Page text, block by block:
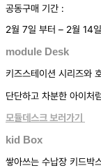
공동구매 기간 :
2월 7일 부터 – 2월 14
module Desk
키즈스테이션 시리즈와
단단하고 차분한 아이처
모듈데스크 보러가기
kid Box
쌓아쓰는 수납장 키드박